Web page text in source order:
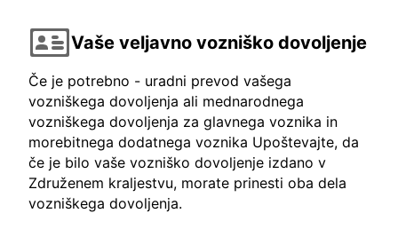
Vaše veljavno vozniško dovoljenje
Če je potrebno - uradni prevod vašega
vozniškega dovoljenja ali mednarodnega
vozniškega dovoljenja za glavnega voznika in
morebitnega dodatnega voznika Upoštevajte, da
če je bilo vaše vozniško dovoljenje izdano v
Združenem kraljestvu, morate prinesti oba dela
vozniškega dovoljenja.